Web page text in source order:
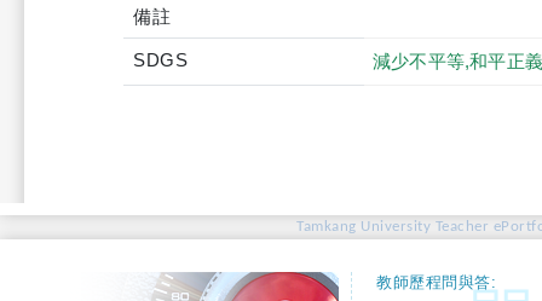
備註
SDGS 減少不平等,和平正
Tamkang University Teacher
教師歷程問與答: